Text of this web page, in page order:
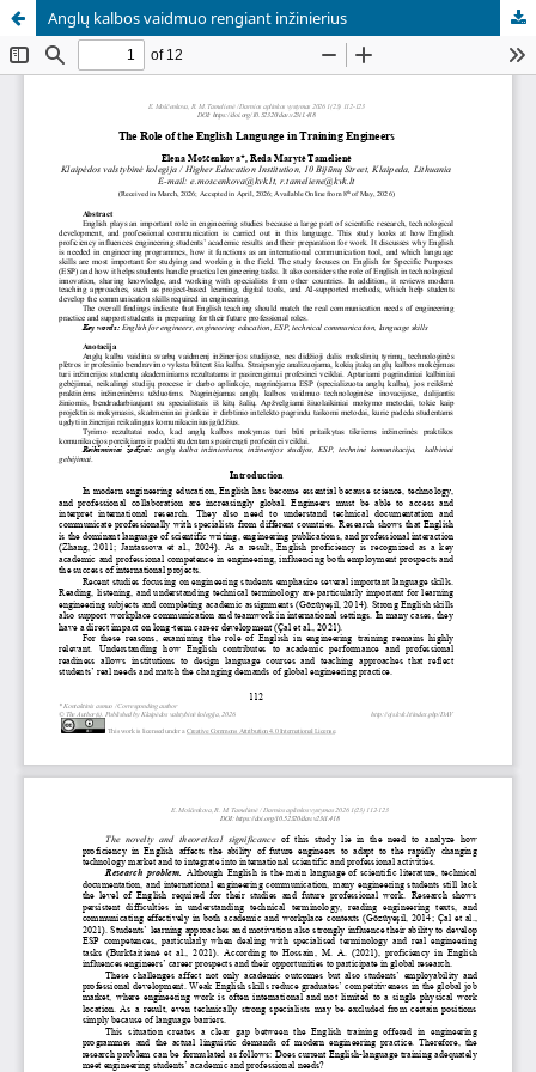
Anglų kalbos vaidmuo rengiant inžinierius